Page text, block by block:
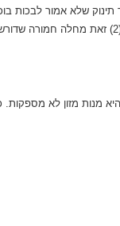
תינוק שלא אמור
לפי האסכולות של (1) התינוק פשוט עקשן
מנות מזון לא